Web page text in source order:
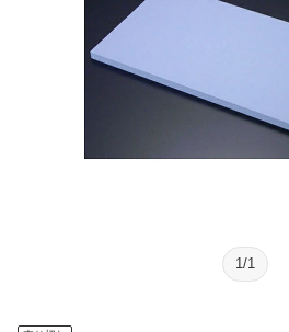
1 /1